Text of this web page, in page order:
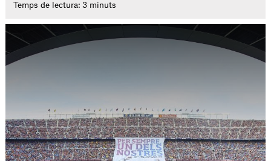
Temps de lectura: 3 minuts